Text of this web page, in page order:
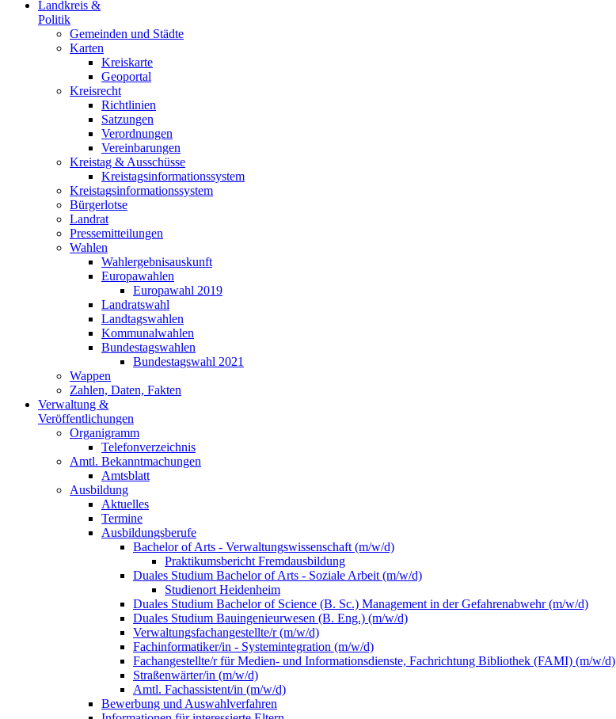
Landkreis &
Politik
Gemeinden und Städte
Karten
Kreiskarte
Geoportal
Kreisrecht
Richtlinien
Satzungen
Verordnungen
Vereinbarungen
Kreistag & Ausschüsse
Kreistagsinformationssystem
Kreistagsinformationssystem
Bürgerlotse
Landrat
Pressemitteilungen
Wahlen
Wahlergebnisauskunft
Europawahlen
Europawahl 2019
Landratswahl
Landtagswahlen
Kommunalwahlen
Bundestagswahlen
Bundestagswahl 2021
Wappen
Zahlen, Daten, Fakten
Verwaltung &
Veröffentlichungen
Organigramm
Telefonverzeichnis
Amtl. Bekanntmachungen
Amtsblatt
Ausbildung
Aktuelles
Termine
Ausbildungsberufe
Bachelor of Arts - Verwaltungswissenschaft (m/w/d)
Praktikumsbericht Fremdausbildung
Duales Studium Bachelor of Arts - Soziale Arbeit (m/w/d)
Studienort Heidenheim
Duales Studium Bachelor of Science (B. Sc.) Management in der Gefahrenabwehr (m/w/d)
Duales Studium Bauingenieurwesen (B. Eng.) (m/w/d)
Verwaltungsfachangestellte/r (m/w/d)
Fachinformatiker/in - Systemintegration (m/w/d)
Fachangestellte/r für Medien- und Informationsdienste, Fachrichtung Bibliothek (FAMI) (m/w/d)
Straßenwärter/in (m/w/d)
Amtl. Fachassistent/in (m/w/d)
Bewerbung und Auswahlverfahren